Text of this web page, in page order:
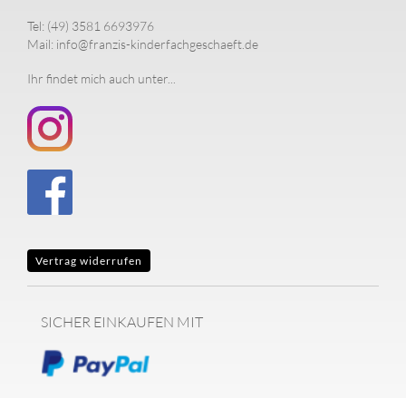
Tel: (49) 3581 6693976
Mail: info@franzis-kinderfachgeschaeft.de
Ihr findet mich auch unter...
Vertrag widerrufen
SICHER EINKAUFEN MIT